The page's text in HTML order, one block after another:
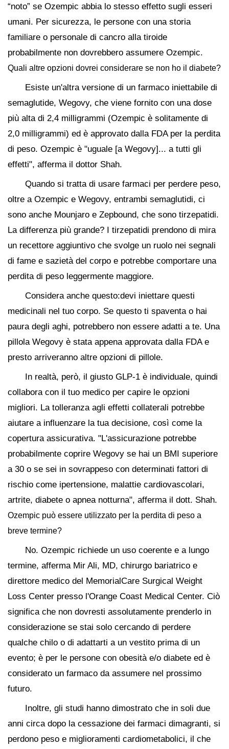
“noto” se Ozempic abbia lo stesso effetto sugli esseri
umani. Per sicurezza, le persone con una storia
familiare o personale di cancro alla tiroide
probabilmente non dovrebbero assumere Ozempic.
Quali altre opzioni dovrei considerare se non ho il diabete?
Esiste un'altra versione di un farmaco iniettabile di
semaglutide, Wegovy, che viene fornito con una dose
più alta di 2,4 milligrammi (Ozempic è solitamente di
2,0 milligrammi) ed è approvato dalla FDA per la perdita
di peso. Ozempic è "uguale [a Wegovy]... a tutti gli
effetti", afferma il dottor Shah.
Quando si tratta di usare farmaci per perdere peso,
oltre a Ozempic e Wegovy, entrambi semaglutidi, ci
sono anche Mounjaro e Zepbound, che sono tirzepatidi.
La differenza più grande? I tirzepatidi prendono di mira
un recettore aggiuntivo che svolge un ruolo nei segnali
di fame e sazietà del corpo e potrebbe comportare una
perdita di peso leggermente maggiore.
Considera anche questo:devi iniettare questi
medicinali nel tuo corpo. Se questo ti spaventa o hai
paura degli aghi, potrebbero non essere adatti a te. Una
pillola Wegovy è stata appena approvata dalla FDA e
presto arriveranno altre opzioni di pillole.
In realtà, però, il giusto GLP-1 è individuale, quindi
collabora con il tuo medico per capire le opzioni
migliori. La tolleranza agli effetti collaterali potrebbe
aiutare a influenzare la tua decisione, così come la
copertura assicurativa. "L'assicurazione potrebbe
probabilmente coprire Wegovy se hai un BMI superiore
a 30 o se sei in sovrappeso con determinati fattori di
rischio come ipertensione, malattie cardiovascolari,
artrite, diabete o apnea notturna", afferma il dott. Shah.
Ozempic può essere utilizzato per la perdita di peso a
breve termine?
No. Ozempic richiede un uso coerente e a lungo
termine, afferma Mir Ali, MD, chirurgo bariatrico e
direttore medico del MemorialCare Surgical Weight
Loss Center presso l'Orange Coast Medical Center. Ciò
significa che non dovresti assolutamente prenderlo in
considerazione se stai solo cercando di perdere
qualche chilo o di adattarti a un vestito prima di un
evento; è per le persone con obesità e/o diabete ed è
considerato un farmaco da assumere nel prossimo
futuro.
Inoltre, gli studi hanno dimostrato che in soli due
anni circa dopo la cessazione dei farmaci dimagranti, si
perdono peso e miglioramenti cardiometabolici, il che